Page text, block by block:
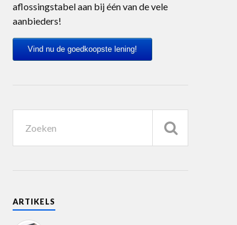
aflossingstabel aan bij één van de vele
aanbieders!
Vind nu de goedkoopste lening!
ARTIKELS